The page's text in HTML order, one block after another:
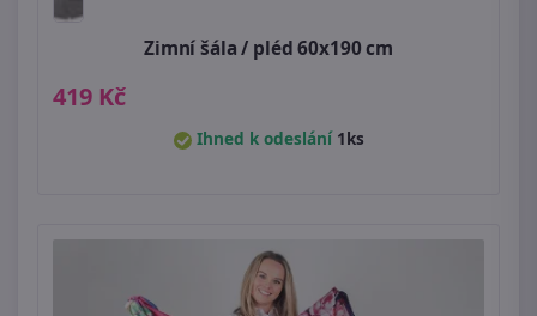
Zimní šála / pléd 60x190 cm
419 Kč
Ihned k odeslání 1ks